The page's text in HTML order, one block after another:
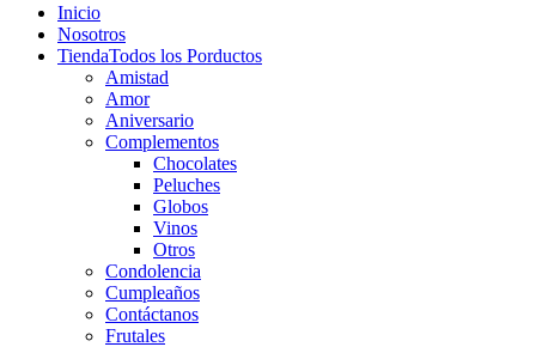
Inicio
Nosotros
TiendaTodos los Porductos
Amistad
Amor
Aniversario
Complementos
Chocolates
Peluches
Globos
Vinos
Otros
Condolencia
Cumpleaños
Contáctanos
Frutales